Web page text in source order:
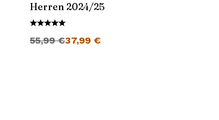
Herren 2024/25
55,99€37,99 €